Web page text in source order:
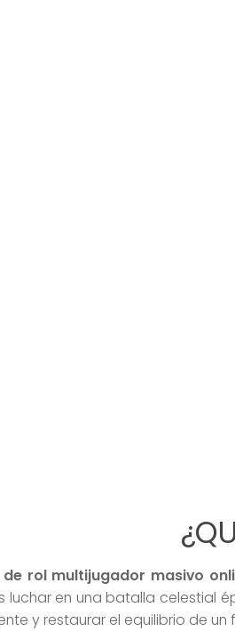
de rol multijugador masivo
luchar en una batalla celestial
y restaurar el equilibrio de